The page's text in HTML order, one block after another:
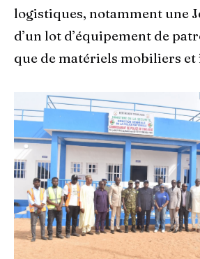
logistiques, notamment une
d’un lot d’équipement de
que de matériels mobiliers